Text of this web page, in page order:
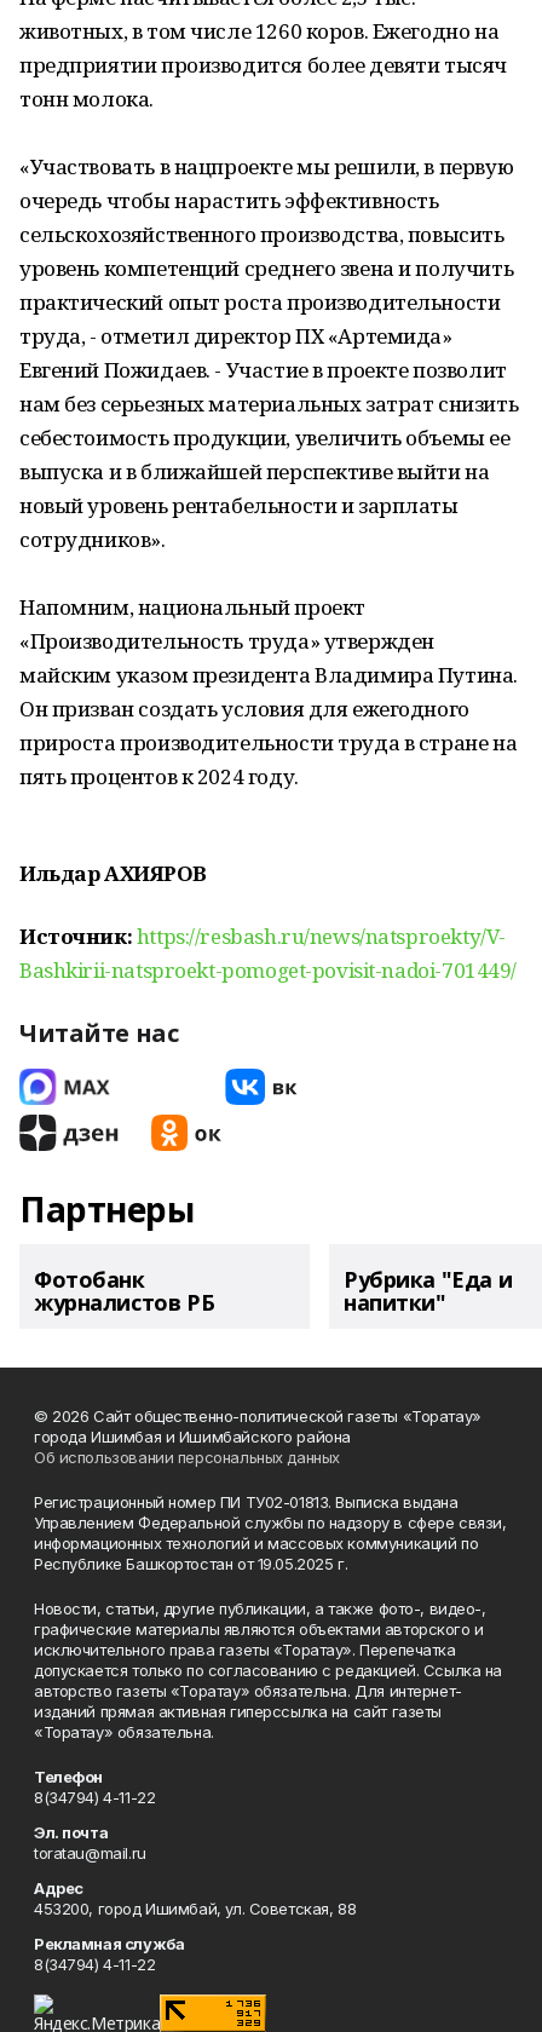
животных, в том числе 1260 коров. Ежегодно на
предприятии производится более девяти тысяч
тонн молока.
«Участвовать в нацпроекте мы решили, в первую
очередь чтобы нарастить эффективность
сельскохозяйственного производства, повысить
уровень компетенций среднего звена и получить
практический опыт роста производительности
труда, - отметил директор ПХ «Артемида»
Евгений Пожидаев. - Участие в проекте позволит
нам без серьезных материальных затрат снизить
себестоимость продукции, увеличить объемы ее
выпуска и в ближайшей перспективе выйти на
новый уровень рентабельности и зарплаты
сотрудников».
Напомним, национальный проект
«Производительность труда» утвержден
майским указом президента Владимира Путина.
Он призван создать условия для ежегодного
прироста производительности труда в стране на
пять процентов к 2024 году.
Ильдар АХИЯРОВ
Источник:https://resbash.ru/news/natsproekty/V-
Bashkirii-natsproekt-pomoget-povisit-nadoi-701449/
Читайте нас
Партнеры
Фотобанк
журналистов РБ
Рубрика "Еда и
напитки"
© 2026 Сайт общественно-политической газеты «Торатау»
города Ишимбая и Ишимбайского района
Об использовании персональных данных
Регистрационный номер ПИ ТУ02-01813. Выписка выдана
Управлением Федеральной службы по надзору в сфере связи,
информационных технологий и массовых коммуникаций по
Республике Башкортостан от 19.05.2025 г.
Новости, статьи, другие публикации, а также фото-, видео-,
графические материалы являются объектами авторского и
исключительного права газеты «Торатау». Перепечатка
допускается только по согласованию с редакцией. Ссылка на
авторство газеты «Торатау» обязательна. Для интернет-
изданий прямая активная гиперссылка на сайт газеты
«Торатау» обязательна.
Телефон
8(34794) 4-11-22
Эл. почта
toratau@mail.ru
Адрес
453200, город Ишимбай, ул. Советская, 88
Рекламная служба
8(34794) 4-11-22